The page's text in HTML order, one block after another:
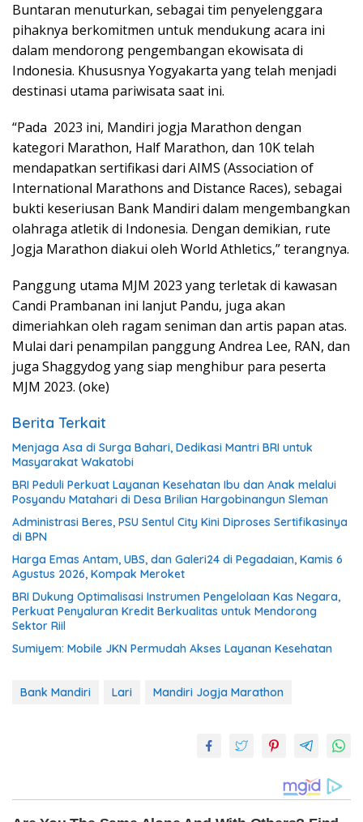
Buntaran menuturkan, sebagai tim penyelenggara
pihaknya berkomitmen untuk mendukung acara ini
dalam mendorong pengembangan ekowisata di
Indonesia. Khususnya Yogyakarta yang telah menjadi
destinasi utama pariwisata saat ini.
“Pada 2023 ini, Mandiri jogja Marathon dengan
kategori Marathon, Half Marathon, dan 10K telah
mendapatkan sertifikasi dari AIMS (Association of
International Marathons and Distance Races), sebagai
bukti keseriusan Bank Mandiri dalam mengembangkan
olahraga atletik di Indonesia. Dengan demikian, rute
Jogja Marathon diakui oleh World Athletics,” terangnya.
Panggung utama MJM 2023 yang terletak di kawasan
Candi Prambanan ini lanjut Pandu, juga akan
dimeriahkan oleh ragam seniman dan artis papan atas.
Mulai dari penampilan panggung Andrea Lee, RAN, dan
juga Shaggydog yang siap menghibur para peserta
MJM 2023. (oke)
Berita Terkait
Menjaga Asa di Surga Bahari, Dedikasi Mantri BRI untuk
Masyarakat Wakatobi
BRI Peduli Perkuat Layanan Kesehatan Ibu dan Anak melalui
Posyandu Matahari di Desa Brilian Hargobinangun Sleman
Administrasi Beres, PSU Sentul City Kini Diproses Sertifikasinya
di BPN
Harga Emas Antam, UBS, dan Galeri24 di Pegadaian, Kamis 6
Agustus 2026, Kompak Meroket
BRI Dukung Optimalisasi Instrumen Pengelolaan Kas Negara,
Perkuat Penyaluran Kredit Berkualitas untuk Mendorong
Sektor Riil
Sumiyem: Mobile JKN Permudah Akses Layanan Kesehatan
Bank Mandiri Lari Mandiri Jogja Marathon